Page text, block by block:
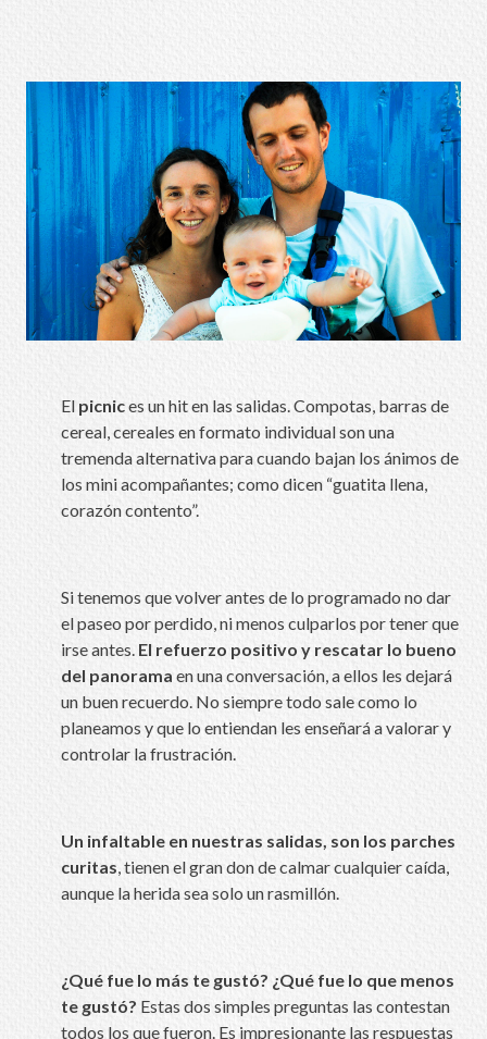
El picnices un hit en las salidas. Compotas, barras de
cereal, cereales en formato individual son una
tremenda alternativa para cuando bajan los ánimos de
los mini acompañantes; como dicen “guatita llena,
corazón contento”.
Si tenemos que volver antes de lo programado no dar
el paseo por perdido, ni menos culparlos por tener que
irse antes. El refuerzo positivo y rescatar lo bueno
del panorama en una conversación, a ellos les dejará
un buen recuerdo. No siempre todo sale como lo
planeamos y que lo entiendan les enseñará a valorar y
controlar la frustración.
Un infaltable en nuestras salidas, son los parches
curitas , tienen el gran don de calmar cualquier caída,
aunque la herida sea solo un rasmillón.
¿Qué fue lo más te gustó? ¿Qué fue lo que menos
te gustó? Estas dos simples preguntas las contestan
todos los que fueron. Es impresionante las respuestas